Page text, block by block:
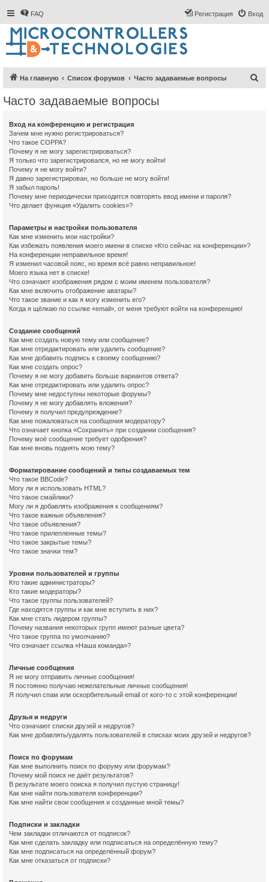
FAQ Вход
Регистрация
На главную Список форумов Часто задаваемые вопросы
Часто задаваемые вопросы
Вход на конференцию и регистрация
Зачем мне нужно регистрироваться?
Что такое COPPA?
Почему я не могу зарегистрироваться?
Я только что зарегистрировался, но не могу войти!
Почему я не могу войти?
Я давно зарегистрирован, но больше не могу войти!
Я забыл пароль!
Почему мне периодически приходится повторять ввод имени и пароля?
Что делает функция «Удалить cookies»?
Параметры и настройки пользователя
Как мне изменить мои настройки?
Как избежать появления моего имени в списке «Кто сейчас на конференции»?
На конференции неправильное время!
Я изменил часовой пояс, но время всё равно неправильное!
Моего языка нет в списке!
Что означают изображения рядом с моим именем пользователя?
Как мне включить отображение аватары?
Что такое звание и как я могу изменить его?
Когда я щёлкаю по ссылке «email», от меня требуют войти на конференцию!
Создание сообщений
Как мне создать новую тему или сообщение?
Как мне отредактировать или удалить сообщение?
Как мне добавить подпись к своему сообщению?
Как мне создать опрос?
Почему я не могу добавить больше вариантов ответа?
Как мне отредактировать или удалить опрос?
Почему мне недоступны некоторые форумы?
Почему я не могу добавлять вложения?
Почему я получил предупреждение?
Как мне пожаловаться на сообщения модератору?
Что означает кнопка «Сохранить» при создании сообщения?
Почему моё сообщение требует одобрения?
Как мне вновь поднять мою тему?
Форматирование сообщений и типы создаваемых тем
Что такое BBCode?
Могу ли я использовать HTML?
Что такое смайлики?
Могу ли я добавлять изображения к сообщениям?
Что такое важные объявления?
Что такое объявления?
Что такое прилепленные темы?
Что такое закрытые темы?
Что такое значки тем?
Уровни пользователей и группы
Кто такие администраторы?
Кто такие модераторы?
Что такое группы пользователей?
Где находятся группы и как мне вступить в них?
Как мне стать лидером группы?
Почему названия некоторых групп имеют разные цвета?
Что такое группа по умолчанию?
Что означает ссылка «Наша команда»?
Личные сообщения
Я не могу отправить личные сообщения!
Я постоянно получаю нежелательные личные сообщения!
Я получил спам или оскорбительный email от кого-то с этой конференции!
Друзья и недруги
Что означают списки друзей и недругов?
Как мне добавлять/удалять пользователей в списках моих друзей и недругов?
Поиск по форумам
Как мне выполнить поиск по форуму или форумам?
Почему мой поиск не даёт результатов?
В результате моего поиска я получил пустую страницу!
Как мне найти пользователя конференции?
Как мне найти свои сообщения и созданные мной темы?
Подписки и закладки
Чем закладки отличаются от подписок?
Как мне сделать закладку или подписаться на определённую тему?
Как мне подписаться на определённый форум?
Как мне отказаться от подписки?